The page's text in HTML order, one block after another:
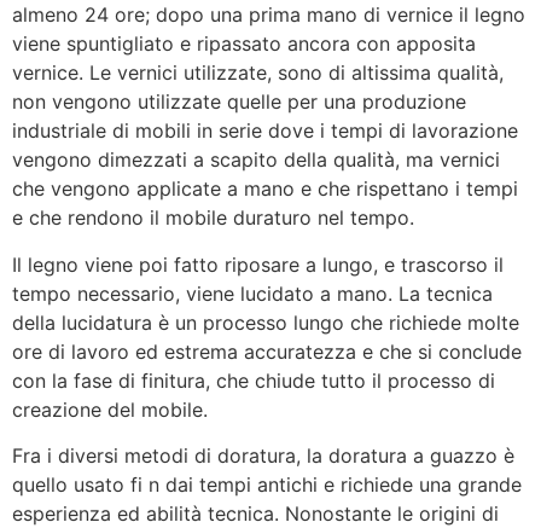
almeno 24 ore; dopo una prima mano di vernice il legno
viene spuntigliato e ripassato ancora con apposita
vernice. Le vernici utilizzate, sono di altissima qualità,
non vengono utilizzate quelle per una produzione
industriale di mobili in serie dove i tempi di lavorazione
vengono dimezzati a scapito della qualità, ma vernici
che vengono applicate a mano e che rispettano i tempi
e che rendono il mobile duraturo nel tempo.
Il legno viene poi fatto riposare a lungo, e trascorso il
tempo necessario, viene lucidato a mano. La tecnica
della lucidatura è un processo lungo che richiede molte
ore di lavoro ed estrema accuratezza e che si conclude
con la fase di finitura, che chiude tutto il processo di
creazione del mobile.
Fra i diversi metodi di doratura, la doratura a guazzo è
quello usato fi n dai tempi antichi e richiede una grande
esperienza ed abilità tecnica. Nonostante le origini di